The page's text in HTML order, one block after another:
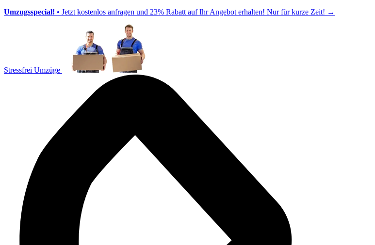
Umzugsspecial! • Jetzt kostenlos anfragen und 23% Rabatt auf Ihr Angebot erhalten! Nur für kurze Zeit! →
Stressfrei Umzüge